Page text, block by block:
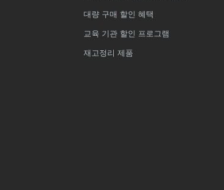
대량 구매 할인 혜택
교육 기관 할인 프로그램
재고정리 제품